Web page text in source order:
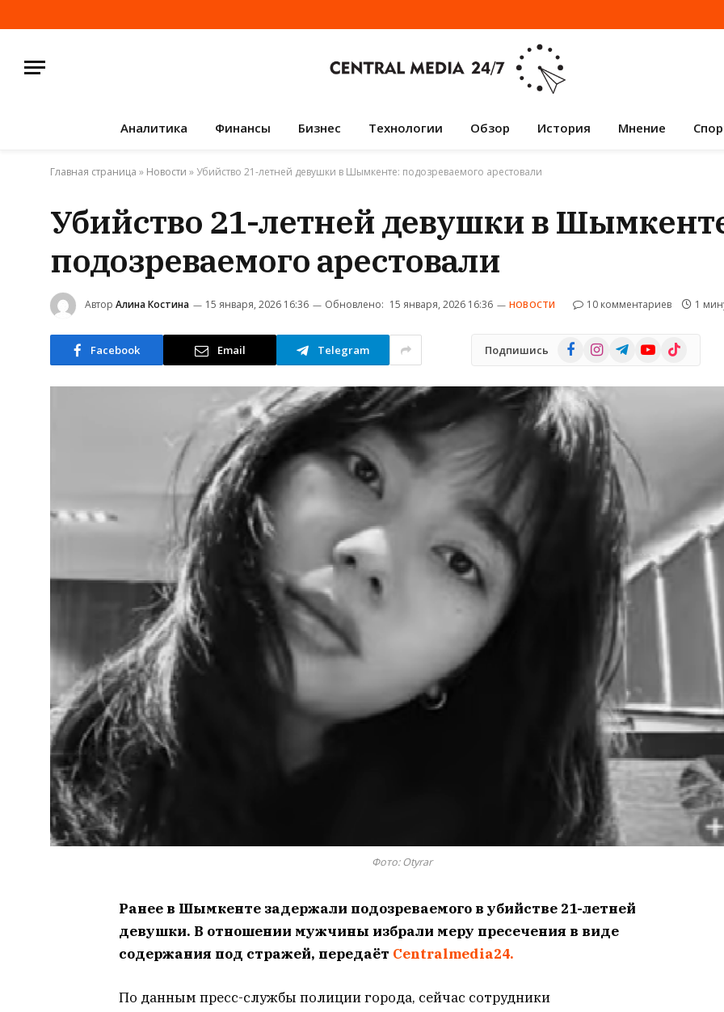
Аналитика Финансы Бизнес Технологии Обзор История Мнение
Главная страница » Новости » Убийство 21-летней девушки в Шымкенте: подозреваемого арестовали
Убийство 21-летней девушки в
подозреваемого арестовали
Автор Алина Костина 15 января, 2026 16:36 Обновлено: 15 января, 2026 16:36 НОВОСТИ 10 комментариев 1
Facebook Email Telegram Подпишись FacebookInstagramTelegramYouTube
TikTok
Фото: Otyrar
Ранее в Шымкенте задержали подозреваемого в убийстве 21-летней
девушки. В отношении мужчины избрали меру пресечения в виде
содержания под стражей, передаёт Centralmedia24.
По данным пресс-службы полиции города, сейчас сотрудники